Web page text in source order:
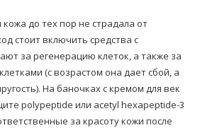
кожа до тех пор не страдала от
стоит включить средства с
за регенерацию клеток, а также за
(с возрастом она дает сбой, а
На баночках с кремом для век
polypeptide или acetyl hexapeptide-3
за красоту кожи после